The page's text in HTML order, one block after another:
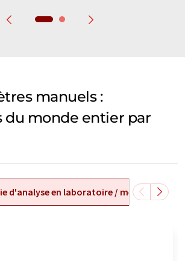
manuels :
du monde entier par
d'analyse en laboratoire / mesure en